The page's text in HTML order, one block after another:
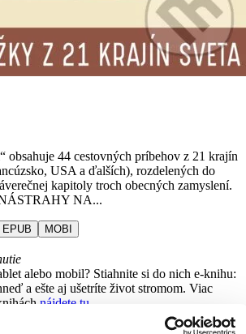
obsahuje 44 cestovných príbehov z 21 krajín
USA a ďalších), rozdelených do
kapitoly troch obecných zamyslení.
NA...
EPUB MOBI
alebo mobil? Stiahnite si do nich e-knihu:
a ešte aj ušetríte život stromom. Viac
nájdete tu